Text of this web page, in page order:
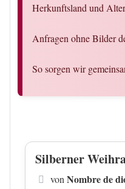
Herkunftsland und
Anfragen ohne Bilder
So sorgen wir
Silberner
Beitrag
von Nombre de